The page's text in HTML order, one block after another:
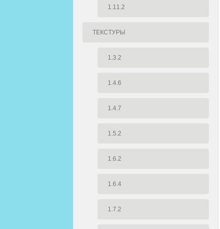
1.11.2
ТЕКСТУРЫ
1.3.2
1.4.6
1.4.7
1.5.2
1.6.2
1.6.4
1.7.2